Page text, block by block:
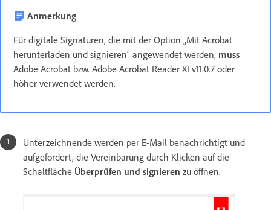
Anmerkung
Für digitale Signaturen, die mit der Option „Mit Acrobat
herunterladen und signieren“ angewendet werden, muss
Adobe Acrobat bzw. Adobe Acrobat Reader XI v11.0.7 oder
höher verwendet werden.
Unterzeichnende werden per E-Mail benachrichtigt und
aufgefordert, die Vereinbarung durch Klicken auf die
Schaltfläche Überprüfen und signieren zu öffnen.